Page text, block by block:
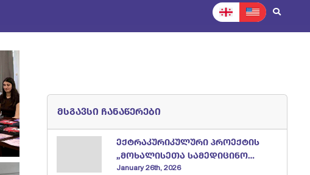
მსგავსი ჩანაწერები
ექტრაკურიკულური პროექტის
„მოხალისეთა სამედიცინო
შტაბი“ შემაჯამებელი
January 26th, 2026